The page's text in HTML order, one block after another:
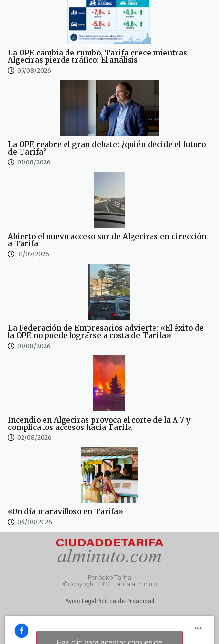
La OPE cambia de rumbo, Tarifa crece mientras
Algeciras pierde tráfico: El análisis
05/08/2026
La OPE reabre el gran debate: ¿quién decide el futuro
de Tarifa?
03/08/2026
Abierto el nuevo acceso sur de Algeciras en dirección
a Tarifa
31/07/2026
La Federación de Empresarios advierte: «El éxito de
la OPE no puede lograrse a costa de Tarifa»
03/08/2026
Incendio en Algeciras provoca el corte de la A-7 y
complica los accesos hacia Tarifa
02/08/2026
«Un día maravilloso en Tarifa»
06/08/2026
Periódico Tarifa
©Copyright 2022. Tarifa al minuto
Aviso Legal Política de Privacidad
Haz clic para aceptar cookies de